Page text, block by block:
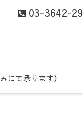
03-3642-
にて承ります）